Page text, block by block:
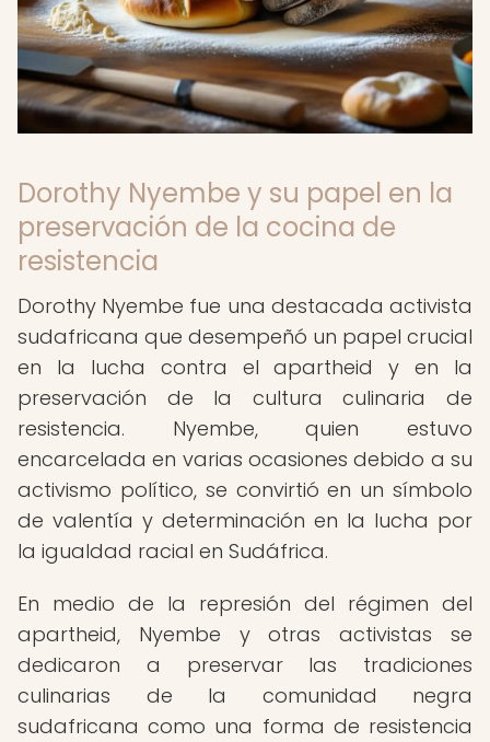
Dorothy Nyembe y su papel en la
preservación de la cocina de
resistencia
Dorothy Nyembe fue una destacada activista
sudafricana que desempeñó un papel crucial
en la lucha contra el apartheid y en la
preservación de la cultura culinaria de
resistencia. Nyembe, quien estuvo
encarcelada en varias ocasiones debido a su
activismo político, se convirtió en un símbolo
de valentía y determinación en la lucha por
la igualdad racial en Sudáfrica.
En medio de la represión del régimen del
apartheid, Nyembe y otras activistas se
dedicaron a preservar las tradiciones
culinarias de la comunidad negra
sudafricana como una forma de resistencia